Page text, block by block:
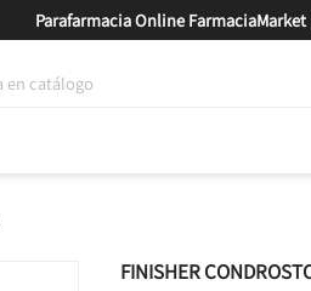
Parafarmacia Online FarmaciaMarket
FINISHER